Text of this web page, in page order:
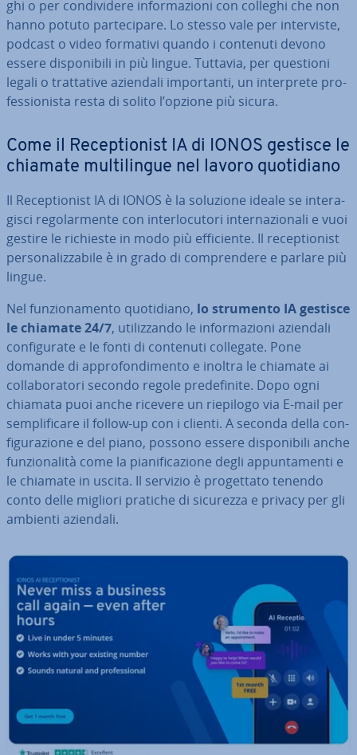
ghi o per con­di­vi­de­re in­for­ma­zio­ni con colleghi che non
hanno potuto par­te­ci­pa­re. Lo stesso vale per in­ter­vi­ste,
podcast o video formativi quando i contenuti devono
essere di­spo­ni­bi­li in più lingue. Tuttavia, per questioni
legali o trat­ta­ti­ve aziendali im­por­tan­ti, un in­ter­pre­te pro­
fes­sio­ni­sta resta di solito l’opzione più sicura.
Come il Re­cep­tio­ni­st IA di IONOS gestisce le
chiamate mul­ti­lin­gue nel lavoro quo­ti­dia­no
Il Re­cep­tio­ni­st IA di IONOS è la soluzione ideale se in­te­ra­
gi­sci re­go­lar­men­te con in­ter­lo­cu­to­ri in­ter­na­zio­na­li e vuoi
gestire le richieste in modo più ef­fi­cien­te. Il re­cep­tio­ni­st
per­so­na­liz­za­bi­le è in grado di com­pren­de­re e parlare più
lingue.
Nel fun­zio­na­men­to quo­ti­dia­no, lo strumento IA gestisce
le chiamate 24/7, uti­liz­zan­do le in­for­ma­zio­ni aziendali
con­fi­gu­ra­te e le fonti di contenuti collegate. Pone
domande di ap­pro­fon­di­men­to e inoltra le chiamate ai
col­la­bo­ra­to­ri secondo regole pre­de­fi­ni­te. Dopo ogni
chiamata puoi anche ricevere un riepilogo via E-mail per
sem­pli­fi­ca­re il follow-up con i clienti. A seconda della con­
fi­gu­ra­zio­ne e del piano, possono essere di­spo­ni­bi­li anche
fun­zio­na­li­tà come la pia­ni­fi­ca­zio­ne degli ap­pun­ta­men­ti e
le chiamate in uscita. Il servizio è pro­get­ta­to tenendo
conto delle migliori pratiche di sicurezza e privacy per gli
ambienti aziendali.